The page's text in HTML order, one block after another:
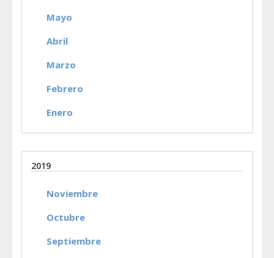
Mayo
Abril
Marzo
Febrero
Enero
2019
Noviembre
Octubre
Septiembre